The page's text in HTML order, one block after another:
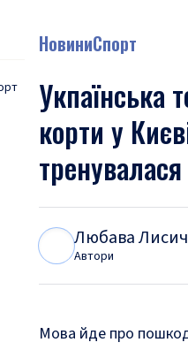
НовиниСпорт
Укпаїнська
корти у
Любава
Автори
Мова йде про